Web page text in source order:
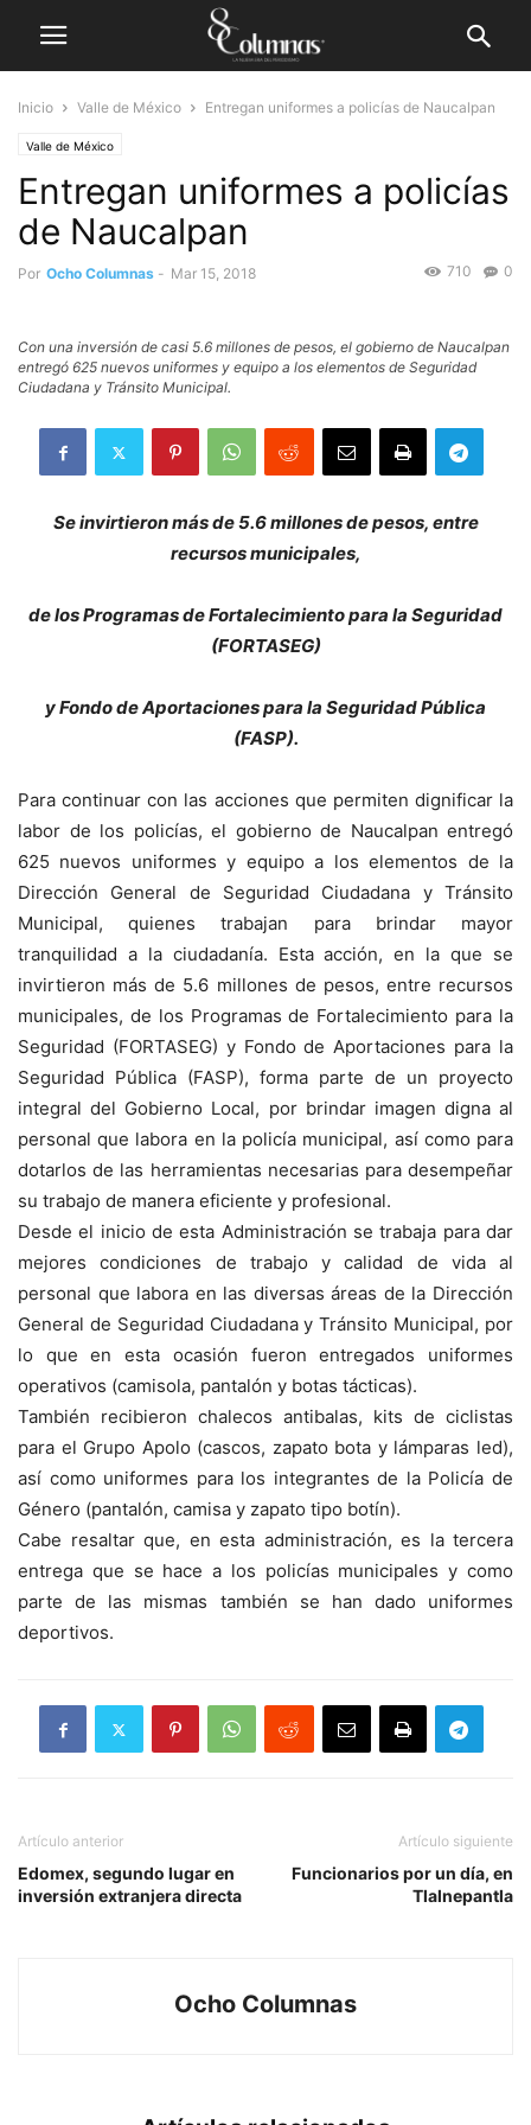
Inicio Valle de México Entregan uniformes a policías de Naucalpan
Valle de México
Entregan uniformes a policías
de Naucalpan
Por Ocho Columnas - Mar 15, 2018 0
710
Con una inversión de casi 5.6 millones de pesos, el gobierno de Naucalpan
entregó 625 nuevos uniformes y equipo a los elementos de Seguridad
Ciudadana y Tránsito Municipal.
Se invirtieron más de 5.6 millones de pesos, entre
recursos municipales,
de los Programas de Fortalecimiento para la Seguridad
(FORTASEG)
y Fondode Aportaciones para la Seguridad Pública
(FASP).
Para continuar con las acciones que permiten dignificar la
labor de los policías, el gobierno de Naucalpan entregó
625 nuevos uniformes y equipo a los elementos de la
Dirección General de Seguridad Ciudadana y Tránsito
Municipal, quienes trabajan para brindar mayor
tranquilidad a la ciudadanía. Esta acción, en la que se
invirtieron más de 5.6 millones de pesos, entre recursos
municipales, de los Programas de Fortalecimiento para la
Seguridad (FORTASEG) y Fondo de Aportaciones para la
Seguridad Pública (FASP), forma parte de un proyecto
integral del Gobierno Local, por brindar imagen digna al
personal que labora en la policía municipal, así como para
dotarlos de las herramientas necesarias para desempeñar
su trabajo de manera eficiente y profesional.
Desde el inicio de esta Administración se trabaja para dar
mejores condiciones de trabajo y calidad de vida al
personal que labora en las diversas áreas de la Dirección
General de Seguridad Ciudadana y Tránsito Municipal, por
lo que en esta ocasión fueron entregados uniformes
operativos (camisola, pantalón y botas tácticas).
También recibieron chalecos antibalas, kits de ciclistas
para el Grupo Apolo (cascos, zapato bota y lámparas led),
así como uniformes para los integrantes de la Policía de
Género (pantalón, camisa y zapato tipo botín).
Cabe resaltar que, en esta administración, es la tercera
entrega que se hace a los policías municipales y como
parte de las mismas también se han dado uniformes
deportivos.
Artículo anterior
Edomex, segundo lugar en
inversión extranjera directa
Artículo siguiente
Funcionarios por un día, en
Tlalnepantla
Ocho Columnas